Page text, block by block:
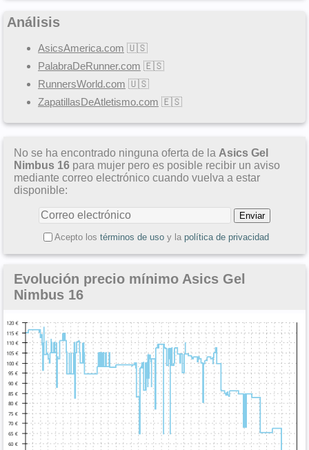
Análisis
AsicsAmerica.com 🇺🇸
PalabraDeRunner.com 🇪🇸
RunnersWorld.com 🇺🇸
ZapatillasDeAtletismo.com 🇪🇸
No se ha encontrado ninguna oferta de la Asics Gel
Nimbus 16 para mujer pero es posible recibir un aviso
mediante correo electrónico cuando vuelva a estar
disponible:
Acepto los términos de usoy la política de privacidad
Evolución precio mínimo Asics Gel
Nimbus 16